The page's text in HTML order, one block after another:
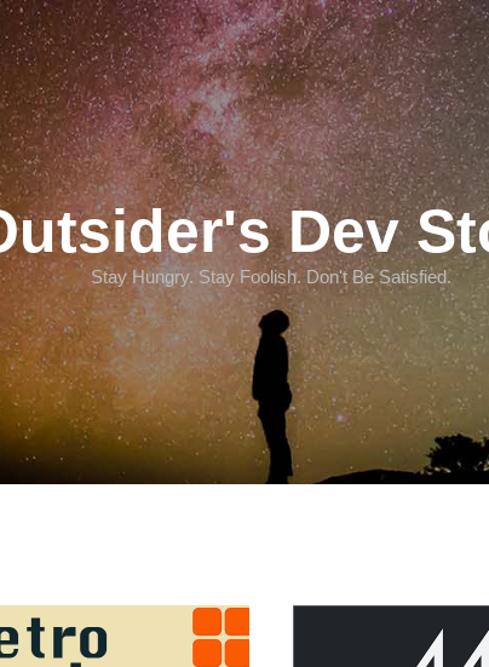
Dev
Stay Hungry. Stay Foolish. Don't Be Satisfied.